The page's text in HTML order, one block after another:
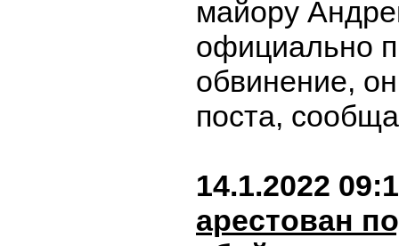
майору
официально
обвинение,
поста,
14.1.2022
арестован